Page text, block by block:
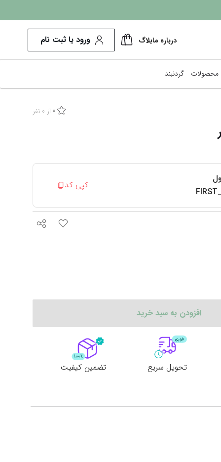
درباره مابلاگ ورود یا ثبت نام
محصولات گردنبند
0 از 0 نفر
کپی کد
افزودن به سبد خرید
تحویل سریع تضمین کیفیت